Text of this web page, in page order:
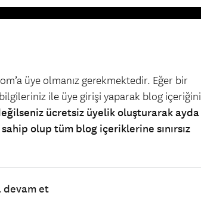
üye olmanız gerekmektedir. Eğer bir
ile üye girişi yaparak blog içeriğini
ücretsiz üyelik oluşturarak ayda
olup tüm blog içeriklerine sınırsız
devam et